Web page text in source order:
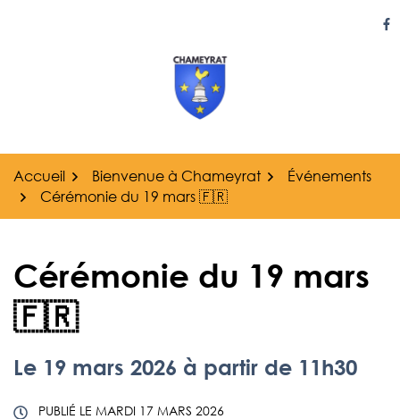
Accueil Bienvenue à Chameyrat
Événements
Cérémonie du 19 mars 🇫🇷
Cérémonie du 19 mars
🇫🇷
Le 19 mars 2026 à partir de 11h30
PUBLIÉ LE MARDI 17 MARS 2026